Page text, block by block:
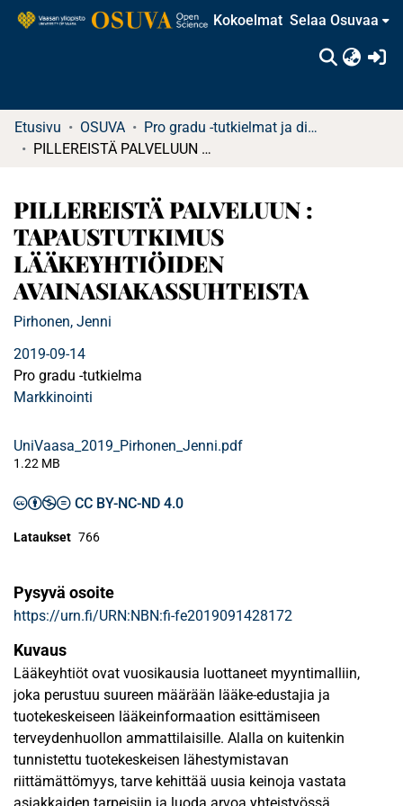
Kokoelmat Selaa Osuvaa
Etusivu OSUVA
Pro gradu -tutkielmat ja diplomityöt
PILLEREISTÄ PALVELUUN : TAPAUSTUTKIMUS LÄÄKEYHTIÖIDEN AVAINASIAKASSUHTEISTA
PILLEREISTÄ PALVELUUN :
TAPAUSTUTKIMUS
LÄÄKEYHTIÖIDEN
AVAINASIAKASSUHTEISTA
Pirhonen, Jenni
2019-09-14
Pro gradu -tutkielma
Markkinointi
UniVaasa_2019_Pirhonen_Jenni.pdf
1.22 MB
CC BY-NC-ND 4.0
Lataukset 766
Pysyvä osoite
https://urn.fi/URN:NBN:fi-fe2019091428172
Kuvaus
Lääkeyhtiöt ovat vuosikausia luottaneet myyntimalliin,
joka perustuu suureen määrään lääke-edustajia ja
tuotekeskeiseen lääkeinformaation esittämiseen
terveydenhuollon ammattilaisille. Alalla on kuitenkin
tunnistettu tuotekeskeisen lähestymistavan
riittämättömyys, tarve kehittää uusia keinoja vastata